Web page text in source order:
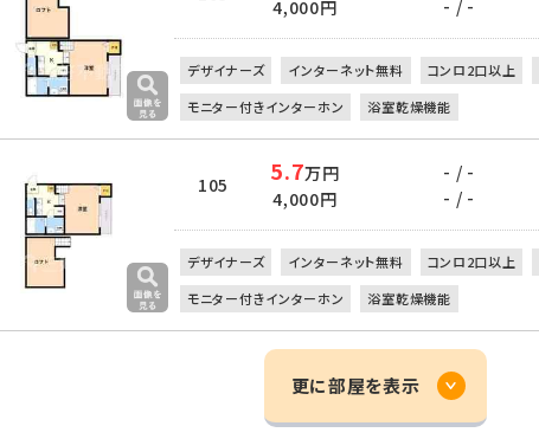
4,000円
- / -
デザイナーズ インターネット無料 コンロ2口以上
モニター付きインターホン
浴室乾燥機能
105 5.7万円
4,000円
- / -
- / -
デザイナーズ インターネット無料 コンロ2口以上
モニター付きインターホン
浴室乾燥機能
更に部屋を表示